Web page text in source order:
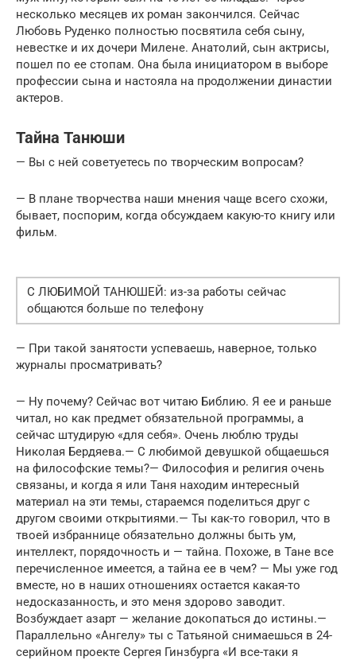
несколько месяцев их роман закончился. Сейчас
Любовь Руденко полностью посвятила себя сыну,
невестке и их дочери Милене. Анатолий, сын актрисы,
пошел по ее стопам. Она была инициатором в выборе
профессии сына и настояла на продолжении династии
актеров.
Тайна Танюши
— Вы с ней советуетесь по творческим вопросам?
— В плане творчества наши мнения чаще всего схожи,
бывает, поспорим, когда обсуждаем какую-то книгу или
фильм.
С ЛЮБИМОЙ ТАНЮШЕЙ: из-за работы сейчас
общаются больше по телефону
— При такой занятости успеваешь, наверное, только
журналы просматривать?
— Ну почему? Сейчас вот читаю Библию. Я ее и раньше
читал, но как предмет обязательной программы, а
сейчас штудирую «для себя». Очень люблю труды
Николая Бердяева.— С любимой девушкой общаешься
на философские темы?— Философия и религия очень
связаны, и когда я или Таня находим интересный
материал на эти темы, стараемся поделиться друг с
другом своими открытиями.— Ты как-то говорил, что в
твоей избраннице обязательно должны быть ум,
интеллект, порядочность и — тайна. Похоже, в Тане все
перечисленное имеется, а тайна ее в чем? — Мы уже год
вместе, но в наших отношениях остается какая-то
недосказанность, и это меня здорово заводит.
Возбуждает азарт — желание докопаться до истины.—
Параллельно «Ангелу» ты с Татьяной снимаешься в 24-
серийном проекте Сергея Гинзбурга «И все-таки я